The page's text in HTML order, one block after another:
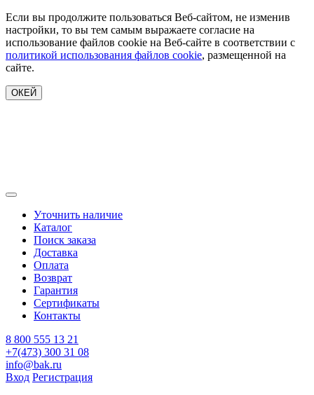
Если вы продолжите пользоваться Веб-сайтом, не изменив
настройки, то вы тем самым выражаете согласие на
использование файлов cookie на Веб-сайте в соответствии с
политикой использования файлов cookie, размещенной на
сайте.
ОКЕЙ
Уточнить наличие
Каталог
Поиск заказа
Доставка
Оплата
Возврат
Гарантия
Сертификаты
Контакты
8 800 555 13 21
+7(473) 300 31 08
info@bak.ru
Вход Регистрация